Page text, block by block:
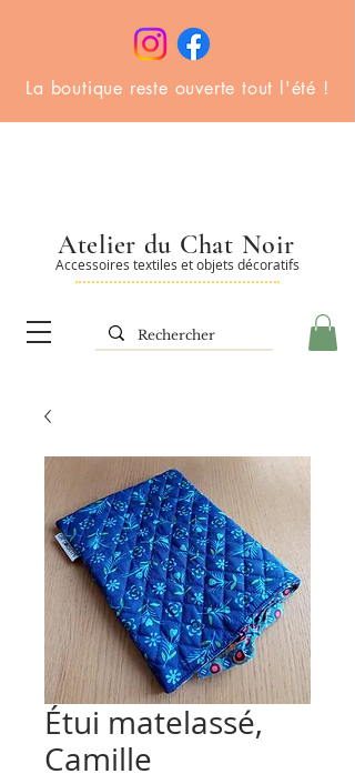
La boutique reste ouverte tout l'été !
Accessoires textiles et objets décoratifs
Atelier du Chat Noir
Étui matelassé,
Camille